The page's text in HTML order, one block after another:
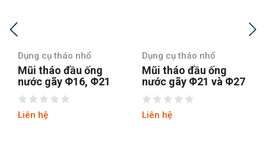
Dụng cụ tháo nhổ
Mũi tháo đầu ống
nước gãy Φ21 và Φ27
Liên hệ
Dụng cụ tháo nhổ
Dụng cụ mở nắp
thùng sơn thùng dầu
nhựa abs loại đẹp
Liên hệ